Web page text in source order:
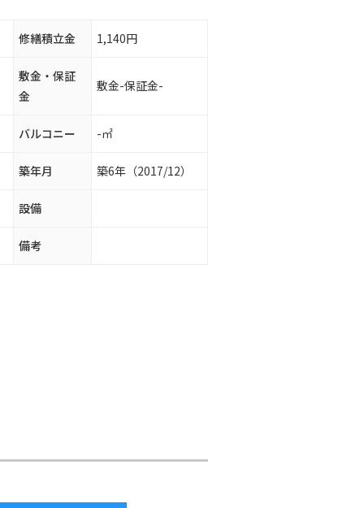
修繕積立金 1,140円
敷金・保証
金
敷金-保証金-
バルコニー -㎡
築年月 築6年（2017/12）
設備
備考